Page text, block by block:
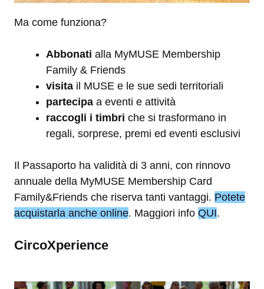
Ma come funziona?
Abbonati alla MyMUSE Membership
Family & Friends
visita il MUSE e le sue sedi territoriali
partecipa a eventi e attività
raccogli i timbri che si trasformano in
regali, sorprese, premi ed eventi esclusivi
Il Passaporto ha validità di 3 anni, con rinnovo
annuale della MyMUSE Membership Card
Family&Friends che riserva tanti vantaggi. Potete
acquistarla anche online. Maggiori info QUI.
CircoXperience